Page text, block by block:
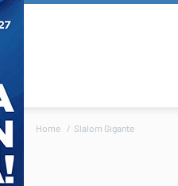
Home Slalom Gigante